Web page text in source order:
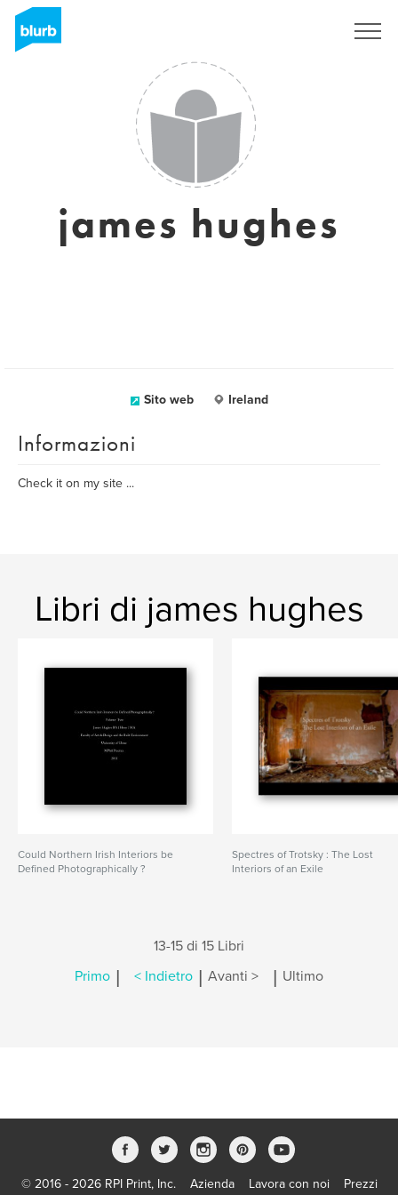
james hughes
Sito web Ireland
Informazioni
Check it on my site ...
Libri di james hughes
Could Northern Irish Interiors be
Defined Photographically ?
Spectres of Trotsky : The Lost
Interiors of an Exile
13-15 di 15 Libri
Primo | < Indietro | Avanti > | Ultimo
© 2016 - 2026 RPI Print, Inc. Azienda Lavora con noi Prezzi